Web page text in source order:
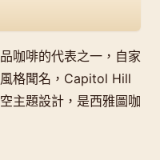
咖啡的代表之一，自家
格聞名，Capitol Hill
主題設計，是西雅圖咖